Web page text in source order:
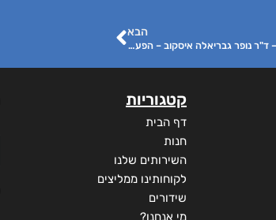
הבא
מאחורי הכריכה – פרק 78 – ד"ר נופר גבריאלה איסקוב – הפעם הראשונה שלי אצל רופאת השיניים
קטגוריות
דף הבית
חנות
השירותים שלנו
לקוחותינו ממליצים
שידורים
מי אנחנו?